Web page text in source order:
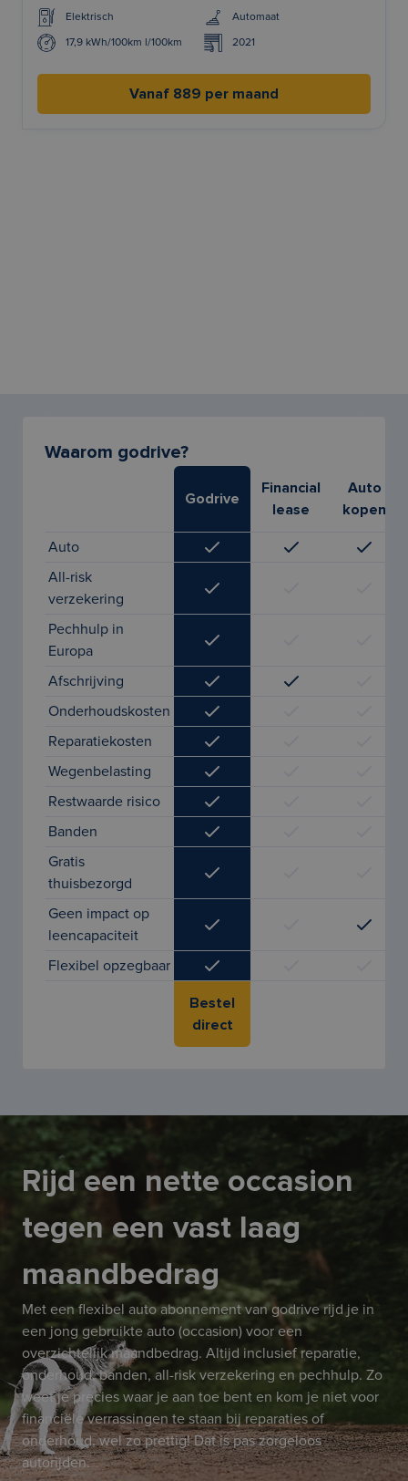
Elektrisch Automaat
17,9 kWh/100km l/100km 2021
Vanaf 889 per maand
Waarom godrive?
Godrive
Financial
lease
Auto
kopen
Auto
All-risk
verzekering
Pechhulp in
Europa
Afschrijving
Onderhoudskosten
Reparatiekosten
Wegenbelasting
Restwaarde risico
Banden
Gratis
thuisbezorgd
Geen impact op
leencapaciteit
Flexibel opzegbaar
Bestel
direct
Rijd een nette occasion
tegen een vast laag
maandbedrag
Met een flexibel auto abonnement van godrive rijd je in
een jong gebruikte auto (occasion) voor een
overzichtelijk maandbedrag. Altijd inclusief reparatie,
onderhoud, banden, all-risk verzekering en pechhulp. Zo
weet je precies waar je aan toe bent en kom je niet voor
financiële verrassingen te staan bij reparaties of
onderhoud, wel zo prettig! Dat is pas zorgeloos
autorijden.